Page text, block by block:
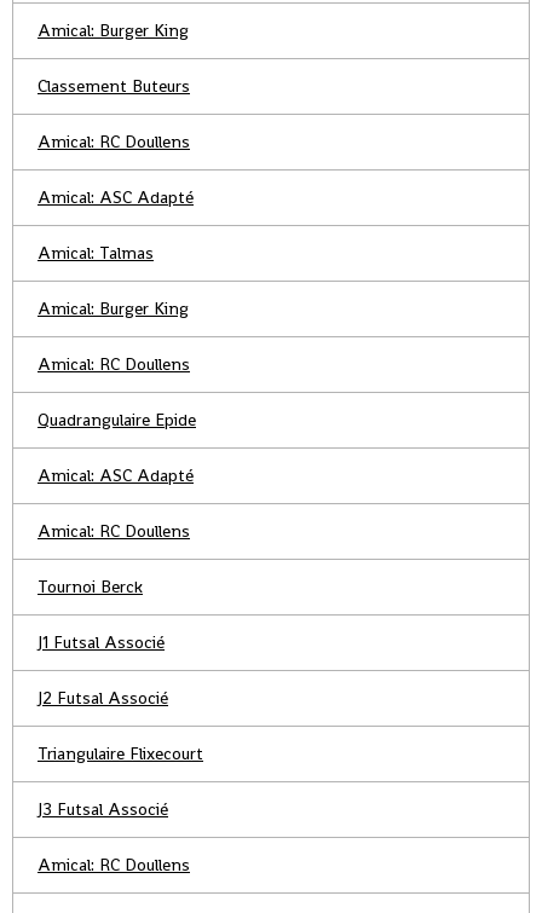
Amical: Burger King
Classement Buteurs
Amical: RC Doullens
Amical: ASC Adapté
Amical: Talmas
Amical: Burger King
Amical: RC Doullens
Quadrangulaire Epide
Amical: ASC Adapté
Amical: RC Doullens
Tournoi Berck
J1 Futsal Associé
J2 Futsal Associé
Triangulaire Flixecourt
J3 Futsal Associé
Amical: RC Doullens